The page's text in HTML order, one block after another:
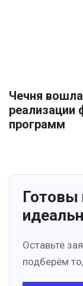
Чечня
реализации
программ
Готовы
Оставьте
подберём